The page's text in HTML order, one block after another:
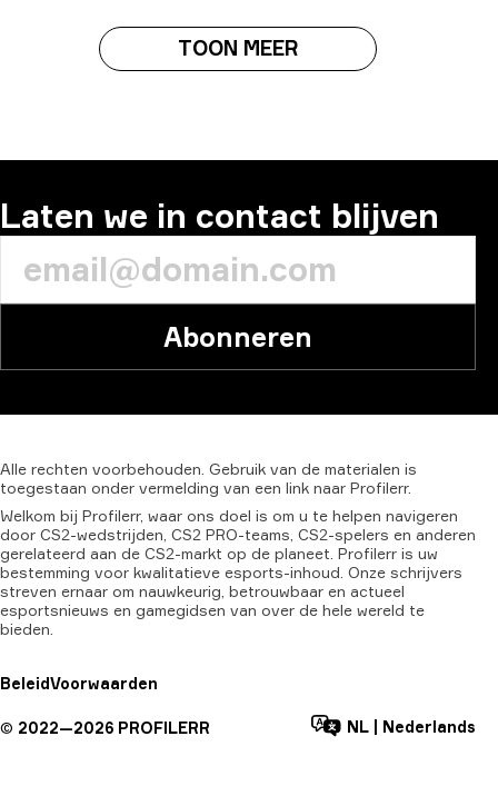
TOON MEER
Laten we in contact blijven
Abonneren
Alle rechten voorbehouden. Gebruik van de materialen is
toegestaan onder vermelding van een link naar Profilerr.
Welkom bij Profilerr, waar ons doel is om u te helpen navigeren
door CS2-wedstrijden, CS2 PRO-teams, CS2-spelers en anderen
gerelateerd aan de CS2-markt op de planeet. Profilerr is uw
bestemming voor kwalitatieve esports-inhoud. Onze schrijvers
streven ernaar om nauwkeurig, betrouwbaar en actueel
esportsnieuws en gamegidsen van over de hele wereld te
bieden.
BeleidVoorwaarden
© 2022—2026 PROFILERR NL Nederlands